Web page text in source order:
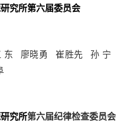
究所第六届委员会
东 廖晓勇 崔胜先 孙 宁
究所第六届纪律检查委员会